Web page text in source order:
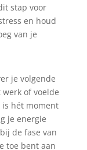
stap voor
en houd
van je
je volgende
of voelde
is hét moment
je energie
de fase van
toe bent aan